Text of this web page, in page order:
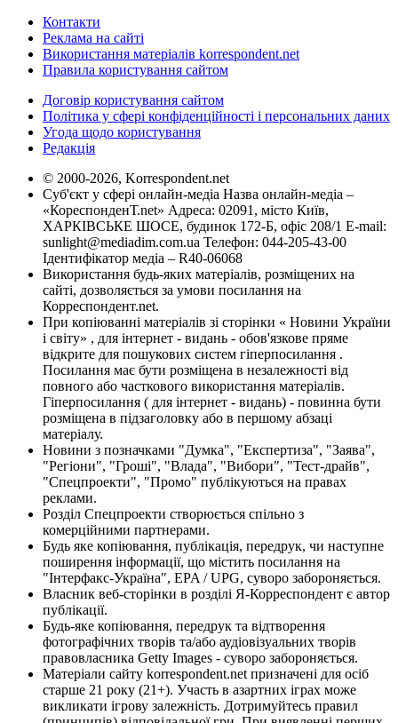
Контакти
Реклама на сайті
Використання матеріалів korrespondent.net
Правила користування сайтом
Договір користування сайтом
Політика у сфері конфіденційності і персональних даних
Угода щодо користування
Редакція
© 2000-2026, Korrespondent.net
Суб'єкт у сфері онлайн-медіа Назва онлайн-медіа –
«КореспонденТ.net» Адреса: 02091, місто Київ,
ХАРКІВСЬКЕ ШОСЕ, будинок 172-Б, офіс 208/1 E-mail:
sunlight@mediadim.com.ua Телефон: 044-205-43-00
Ідентифікатор медіа – R40-06068
Використання будь-яких матеріалів, розміщених на
сайті, дозволяється за умови посилання на
Корреспондент.net.
При копіюванні матеріалів зі сторінки « Новини України
і світу» , для інтернет - видань - обов'язкове пряме
відкрите для пошукових систем гіперпосилання .
Посилання має бути розміщена в незалежності від
повного або часткового використання матеріалів.
Гіперпосилання ( для інтернет - видань) - повинна бути
розміщена в підзаголовку або в першому абзаці
матеріалу.
Новини з позначками "Думка", "Експертиза", "Заява",
"Регіони", "Гроші", "Влада", "Вибори", "Тест-драйв",
"Спецпроекти", "Промо" публікуються на правах
реклами.
Розділ Спецпроекти створюється спільно з
комерційними партнерами.
Будь яке копіювання, публікація, передрук, чи наступне
поширення інформації, що містить посилання на
"Інтерфакс-Україна", EPA / UPG, суворо забороняється.
Власник веб-сторінки в розділі Я-Корреспондент є автор
публікації.
Будь-яке копіювання, передрук та відтворення
фотографічних творів та/або аудіовізуальних творів
правовласника Getty Images - суворо забороняється.
Матеріали сайту korrespondent.net призначені для осіб
старше 21 року (21+). Участь в азартних іграх може
викликати ігрову залежність. Дотримуйтесь правил